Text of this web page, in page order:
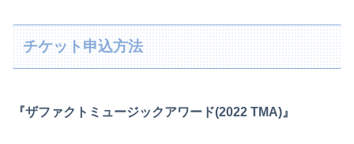
チケット申込方法
『ザファクトミュージックアワード(2022 TMA)』